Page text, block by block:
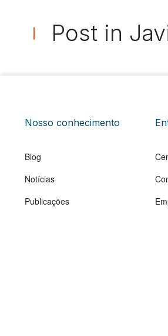
Post in
Nosso conhecimento
Blog
Notícias
Publicações